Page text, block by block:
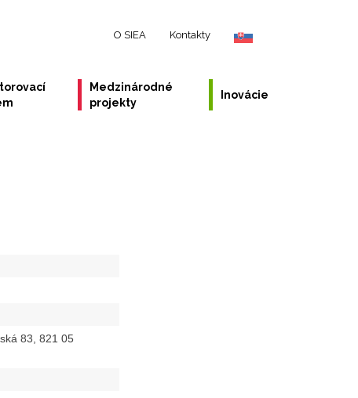
O SIEA Kontakty
Medzinárodné
projekty
Inovácie
83, 821 05